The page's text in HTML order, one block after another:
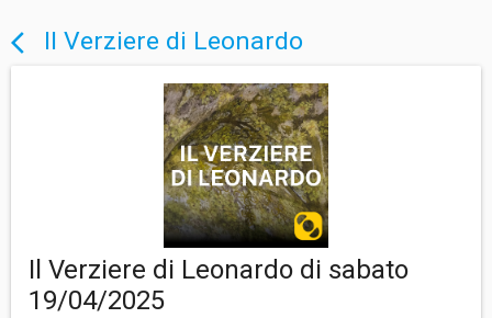
arrow_back_ios Il Verziere di Leonardo
Il Verziere di Leonardo di sabato
19/04/2025